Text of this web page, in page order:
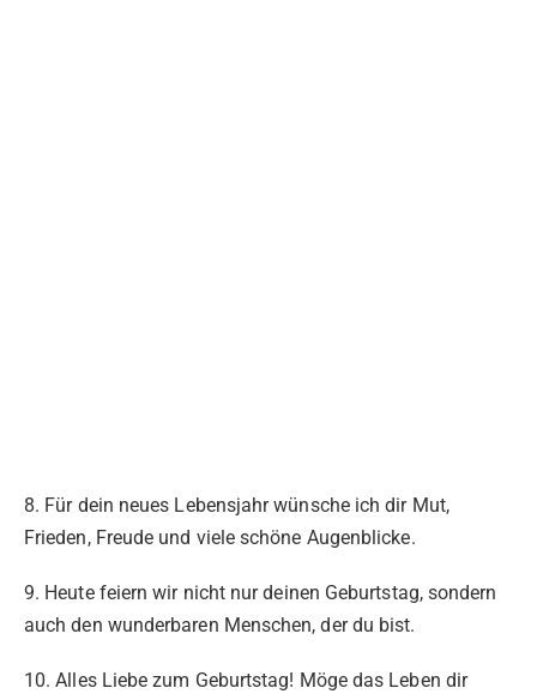
8. Für dein neues Lebensjahr wünsche ich dir Mut,
Frieden, Freude und viele schöne Augenblicke.
9. Heute feiern wir nicht nur deinen Geburtstag, sondern
auch den wunderbaren Menschen, der du bist.
10. Alles Liebe zum Geburtstag! Möge das Leben dir